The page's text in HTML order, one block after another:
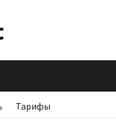
Тарифы